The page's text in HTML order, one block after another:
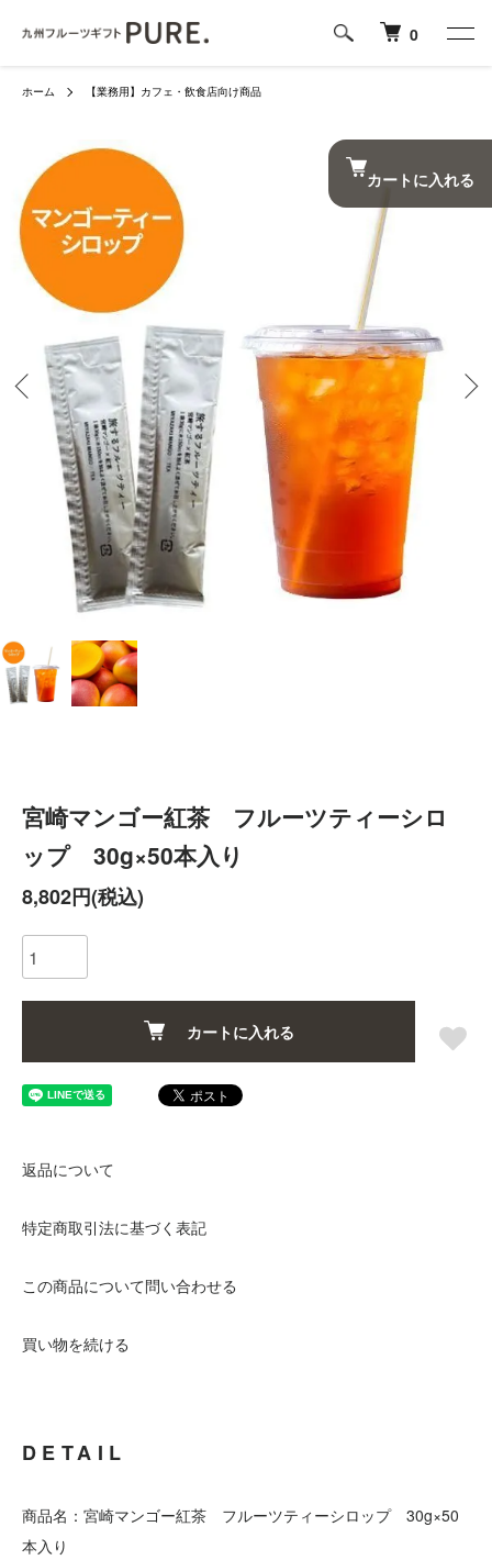
0
ホーム 【業務用】カフェ・飲食店向け商品
カートに入れる
宮崎マンゴー紅茶 フルーツティーシロ
ップ 30g×50本入り
8,802円(税込)
カートに入れる
返品について
特定商取引法に基づく表記
この商品について問い合わせる
買い物を続ける
DETAIL
商品名：宮崎マンゴー紅茶 フルーツティーシロップ 30g×50
本入り